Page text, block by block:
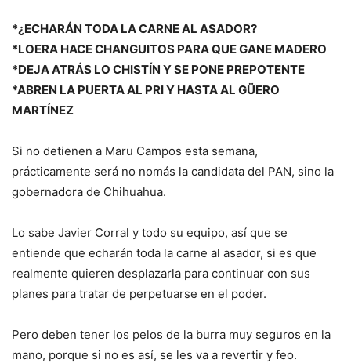
*¿ECHARÁN TODA LA CARNE AL ASADOR?
*LOERA HACE CHANGUITOS PARA QUE GANE MADERO
*DEJA ATRÁS LO CHISTÍN Y SE PONE PREPOTENTE
*ABREN LA PUERTA AL PRI Y HASTA AL GÜERO
MARTÍNEZ
Si no detienen a Maru Campos esta semana,
prácticamente será no nomás la candidata del PAN, sino la
gobernadora de Chihuahua.
Lo sabe Javier Corral y todo su equipo, así que se
entiende que echarán toda la carne al asador, si es que
realmente quieren desplazarla para continuar con sus
planes para tratar de perpetuarse en el poder.
Pero deben tener los pelos de la burra muy seguros en la
mano, porque si no es así, se les va a revertir y feo.